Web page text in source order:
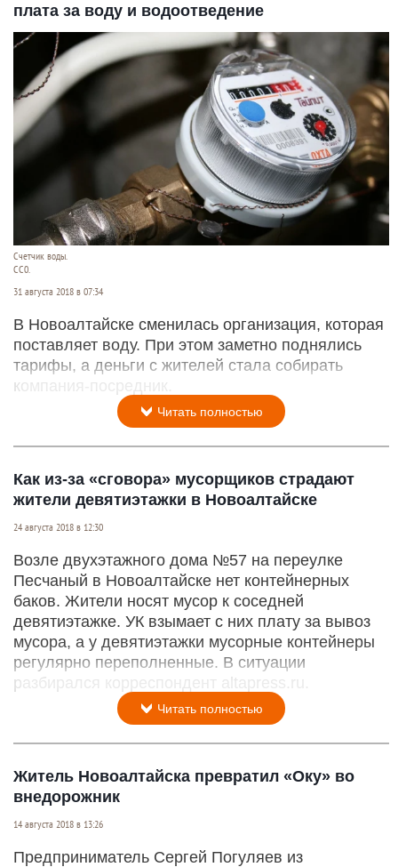
плата за воду и водоотведение
Счетчик воды.
СС0.
31 августа 2018 в 07:34
В Новоалтайске сменилась организация, которая
поставляет воду. При этом заметно поднялись
тарифы, а деньги с жителей стала собирать
компания-посредник.
Читать полностью
Как из-за «сговора» мусорщиков страдают
жители девятиэтажки в Новоалтайске
24 августа 2018 в 12:30
Возле двухэтажного дома №57 на переулке
Песчаный в Новоалтайске нет контейнерных
баков. Жители носят мусор к соседней
девятиэтажке. УК взымает с них плату за вывоз
мусора, а у девятиэтажки мусорные контейнеры
регулярно переполненные. В ситуации
разбирался корреспондент altapress.ru.
Читать полностью
Житель Новоалтайска превратил «Оку» во
внедорожник
14 августа 2018 в 13:26
Предприниматель Сергей Погуляев из